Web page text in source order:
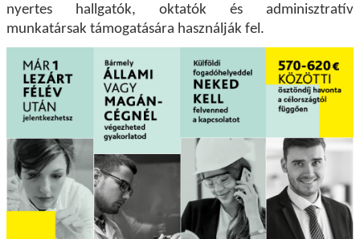
nyertes hallgatók, oktatók és adminisztratív
munkatársak támogatására használják fel.